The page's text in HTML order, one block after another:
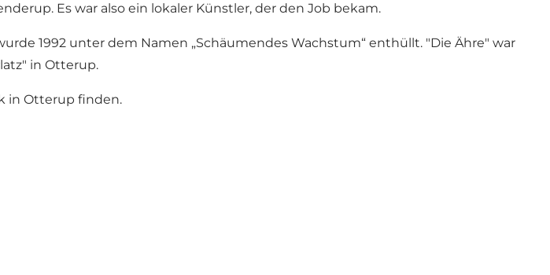
Es war also ein lokaler Künstler, der den Job bekam.
1992 unter dem Namen „Schäumendes Wachstum“ enthüllt. "Die Ähre" war
in Otterup.
in Otterup finden.